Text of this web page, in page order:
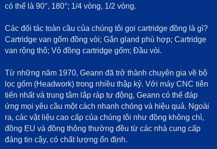
có thể là 90°, 180°; 1/4 vòng, 1/2 vòng.
Các đối tác toàn cầu của chúng tôi gọi cartridge đồng là gì?
Cartridge van gốm đồng vòi; Gắn gland phù hợp; Cartridge
van rộng thô; Vỏ đồng cartridge gốm; Đầu vòi.
Từ những năm 1970, Geann đã trở thành chuyên gia về bộ
lọc gốm (Headwork) trong nhiều thập kỷ. Với máy CNC tiên
tiến nhất và trung tâm lắp ráp tự động, Geann có thể đáp
ứng mọi yêu cầu một cách nhanh chóng và hiệu quả. Ngoài
ra, các vật liệu cao cấp của chúng tôi như đồng không chì,
đồng EU và đồng thông thường đều từ các nhà cung cấp
đáng tin cậy, có chất lượng ổn định.